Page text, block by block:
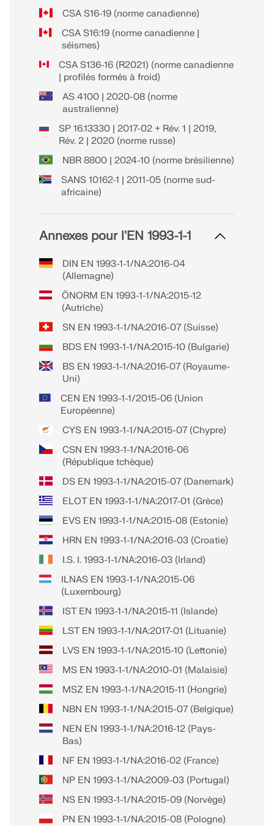
CSA S16-19 (norme canadienne)
CSA S16:19 (norme canadienne |
séismes)
CSA S136-16 (R2021) (norme canadienne
| profilés formés à froid)
AS 4100 | 2020-08 (norme
australienne)
SP 16.13330 | 2017-02 + Rév. 1 | 2019,
Rév. 2 | 2020 (norme russe)
NBR 8800 | 2024-10 (norme brésilienne)
SANS 10162-1 | 2011-05 (norme sud-
africaine)
Annexes pour l'EN 1993-1-1
DIN EN 1993-1-1/NA:2016-04
(Allemagne)
ÖNORM EN 1993-1-1/NA:2015-12
(Autriche)
SN EN 1993-1-1/NA:2016-07 (Suisse)
BDS EN 1993-1-1/NA:2015-10 (Bulgarie)
BS EN 1993-1-1/NA:2016-07 (Royaume-
Uni)
CEN EN 1993-1-1/2015-06 (Union
Européenne)
CYS EN 1993-1-1/NA:2015-07 (Chypre)
CSN EN 1993-1-1/NA:2016-06
(République tchèque)
DS EN 1993-1-1/NA:2015-07 (Danemark)
ELOT EN 1993-1-1/NA:2017-01 (Grèce)
EVS EN 1993-1-1/NA:2015-08 (Estonie)
HRN EN 1993-1-1/NA:2016-03 (Croatie)
I.S. I. 1993-1-1/NA:2016-03 (Irland)
ILNAS EN 1993-1-1/NA:2015-06
(Luxembourg)
IST EN 1993-1-1/NA:2015-11 (Islande)
LST EN 1993-1-1/NA:2017-01 (Lituanie)
LVS EN 1993-1-1/NA:2015-10 (Lettonie)
MS EN 1993-1-1/NA:2010-01 (Malaisie)
MSZ EN 1993-1-1/NA:2015-11 (Hongrie)
NBN EN 1993-1-1/NA:2015-07 (Belgique)
NEN EN 1993-1-1/NA:2016-12 (Pays-
Bas)
NF EN 1993-1-1/NA:2016-02 (France)
NP EN 1993-1-1/NA:2009-03 (Portugal)
NS EN 1993-1-1/NA:2015-09 (Norvège)
PN EN 1993-1-1/NA:2015-08 (Pologne)